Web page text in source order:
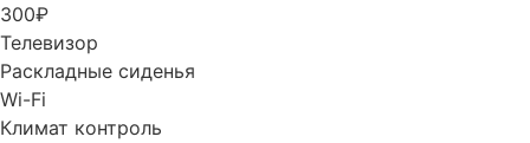
300₽
Телевизор
Раскладные сиденья
Wi-Fi
Климат контроль